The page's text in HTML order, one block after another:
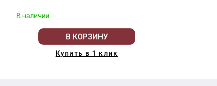
В наличии
В КОРЗИНУ
Купить в 1 клик